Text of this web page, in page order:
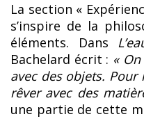
La section «
s’inspire de la
éléments. Dans
Bachelard écrit : «
avec des objets.
rêver avec des
une partie de cette